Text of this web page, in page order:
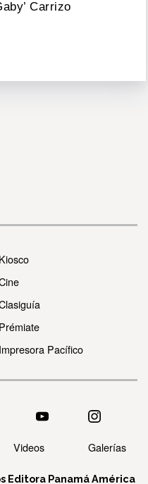
Carrizo
Kiosco
Prémiate
Impresora Pacífico
Videos Galerías
Editora Panamá América